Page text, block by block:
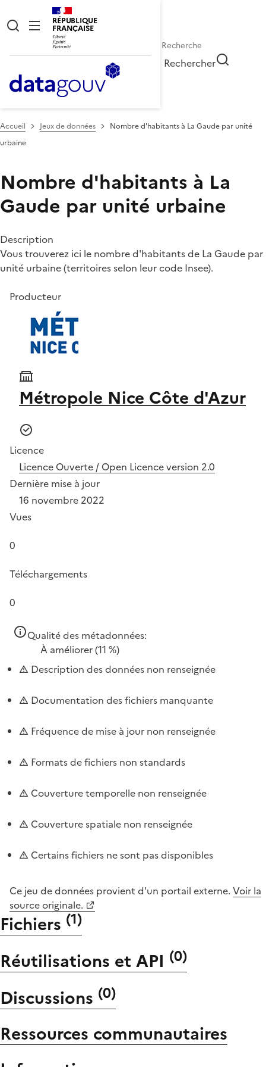
RÉPUBLIQUE
FRANÇAISE
Rechercher
Accueil Jeux de données
Nombre d'habitants à La Gaude par unité
urbaine
Nombre d'habitants à La
Gaude par unité urbaine
Description
Vous trouverez ici le nombre d'habitants de La Gaude par
unité urbaine (territoires selon leur code Insee).
Producteur
Métropole Nice Côte d'Azur
Licence
Licence Ouverte / Open Licence version 2.0
Dernière mise à jour
16 novembre 2022
Vues
0
Téléchargements
0
Qualité des métadonnées:
À améliorer(11 %)
Description des données non renseignée
Documentation des fichiers manquante
Fréquence de mise à jour non renseignée
Formats de fichiers non standards
Couverture temporelle non renseignée
Couverture spatiale non renseignée
Certains fichiers ne sont pas disponibles
Ce jeu de données provient d'un portail externe. Voir la
source originale.
Fichiers (1)
Réutilisations et API (0)
Discussions (0)
Ressources communautaires